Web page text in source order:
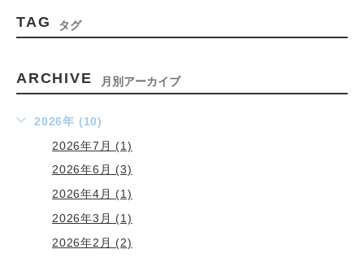
TAG タグ
ARCHIVE 月別アーカイブ
2026年 (10)
2026年7月 (1)
2026年6月 (3)
2026年4月 (1)
2026年3月 (1)
2026年2月 (2)